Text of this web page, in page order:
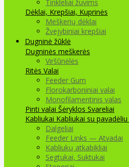
Tinkleliai žuvims
Dėklai, Krepšiai, Kuprinės
Meškerių dėklai
Žvejybiniai krepšiai
Dugninė žūklė
Dugninės meškerės
Viršūnėlės
Ritės Valai
Feeder Gum
Florokarboniniai valai
Monofilamentinis valas
Pinti valai Šėryklos Svareliai
Kabliukai Kabliukai su pavadėliu
Dalgeliai
Feeder Links — Atvadai
Kabliukų atkabikliai
Segtukai, Suktukai